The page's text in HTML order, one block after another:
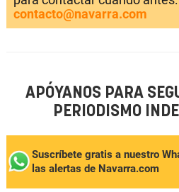
contacto@navarra.com
APÓYANOS PARA
PERIODISMO
Suscríbete gratis a nuestro
las alertas de Navarra.com